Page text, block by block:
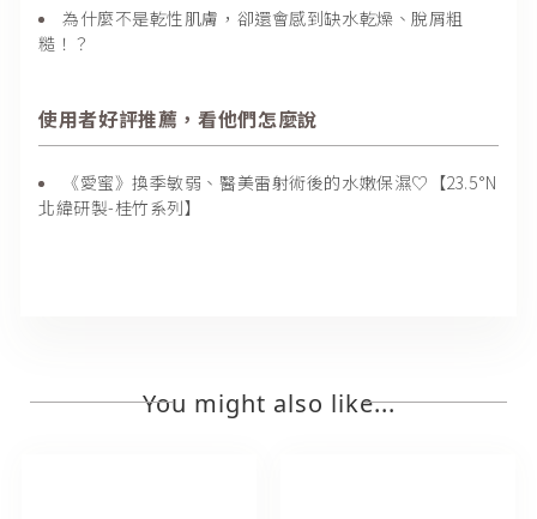
為什麼不是乾性肌膚，卻還會感到缺水乾燥、脫屑粗
糙！？
使用者好評推薦，看他們怎麼說
《愛蜜》換季敏弱、醫美雷射術後的水嫩保濕♡【23.5°N
北緯研製-桂竹系列】
You might also like...